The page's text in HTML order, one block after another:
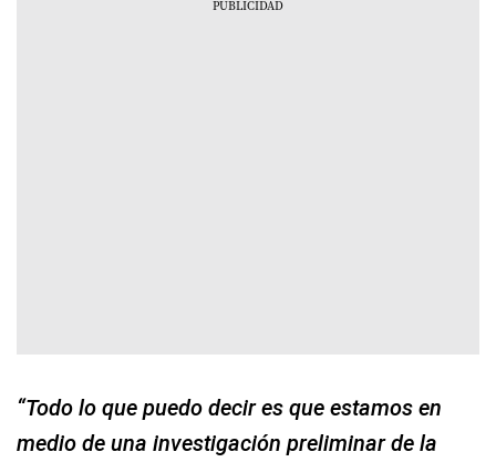
“Todo lo que puedo decir es que estamos en
medio de una investigación preliminar de la